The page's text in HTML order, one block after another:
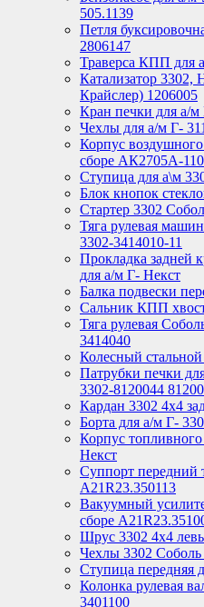
505.1139
Петля
2806147
Траверса КПП для
Катализатор 3302,
Крайслер) 1206005
Кран печки для а/
Чехлы для а/м Г-
Корпус
сборе АК2705А-
Ступица для а\м
Блок кнопок
Стартер 3302
Тяга рулевая
3302-3414010-11
Прокладка задней
для а/м Г- Некст
Балка подвески
Сальник КПП
Тяга рулевая
3414040
Колесный
Патрубки печки
3302-8120044
Кардан 3302 4х4
Борта для а/м Г-
Корпус
Некст
Суппорт передний
А21R23.350113
Вакуумный
сборе
Шрус 3302 4х4
Чехлы 3302
Ступица передняя
Колонка рулевая
3401100